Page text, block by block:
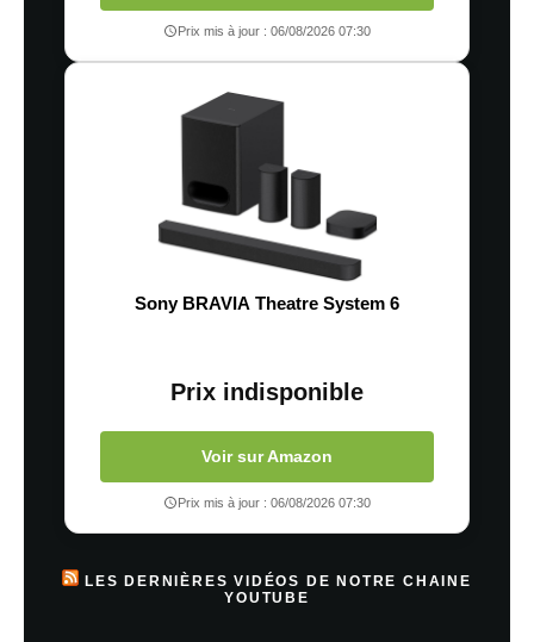
Prix mis à jour : 06/08/2026 07:30
Sony BRAVIA Theatre System 6
Prix indisponible
Voir sur Amazon
Prix mis à jour : 06/08/2026 07:30
LES DERNIÈRES VIDÉOS DE NOTRE CHAINE
YOUTUBE